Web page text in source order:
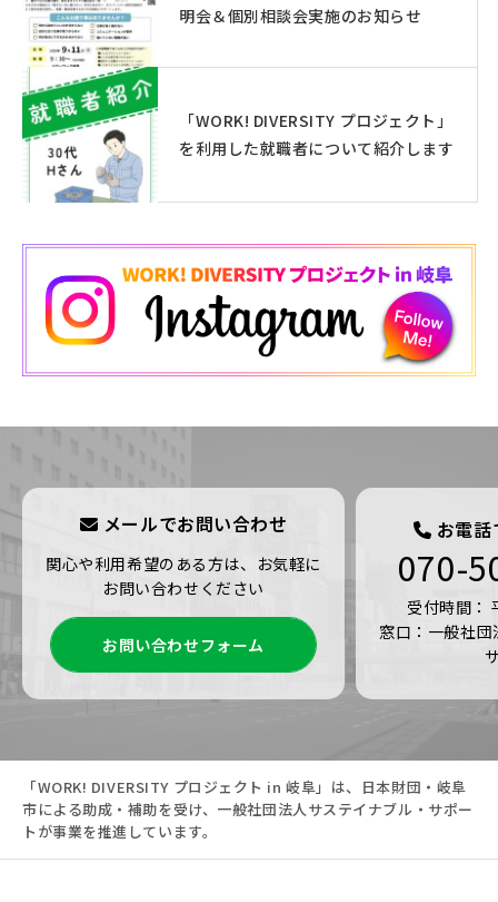
明会＆個別相談会実施のお知らせ
「WORK! DIVERSITY プロジェクト」
を利用した就職者について紹介します
メールでお問い合わせ
関心や利用希望のある方は、お気軽に
お問い合わせください
お問い合わせフォーム
お電
070-
受付時間：
窓口：一般社
「WORK! DIVERSITY プロジェクト in 岐阜」は、日本財団・岐阜
市による助成・補助を受け、一般社団法人サステイナブル・サポー
トが事業を推進しています。